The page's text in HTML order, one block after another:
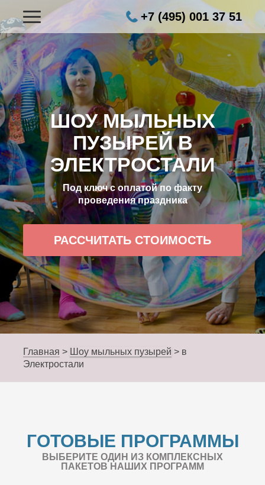
+7 (495) 001 37 51
ШОУ МЫЛЬНЫХ
ПУЗЫРЕЙ В
ЭЛЕКТРОСТАЛИ
Под ключ с оплатой по факту
проведения праздника
РАССЧИТАТЬ СТОИМОСТЬ
Главная > Шоу мыльных пузырей > в
Электростали
ГОТОВЫЕ ПРОГРАММЫ
ВЫБЕРИТЕ ОДИН ИЗ КОМПЛЕКСНЫХ
ПАКЕТОВ НАШИХ ПРОГРАММ